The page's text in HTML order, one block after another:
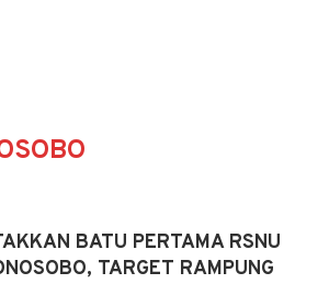
BATU PERTAMA RSNU
TARGET RAMPUNG